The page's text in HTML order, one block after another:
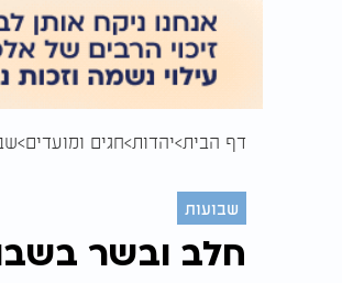
דף הבית יהדות חגים ומועדים
שבועות
חלב ובשר